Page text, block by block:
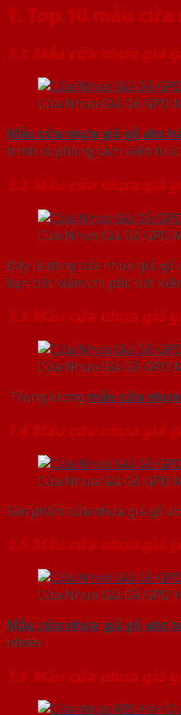
1. Top 10 mẫu
1.1 Mẫu cửa nhựa giả
Cửa Nhựa Giả Gỗ GPD
Mẫu cửa nhựa giả gỗ abs
trình có phong cách kiến trúc
1.2 Mẫu cửa nhựa giả
Cửa Nhựa Giả Gỗ GPD
Đây là dòng cửa nhựa giả
bạn tiết kiệm chi phí, tiết
1.3 Mẫu cửa nhựa giả
Cửa Nhựa Giả Gỗ GPD
Trọng lượng mẫu cửa
1.4 Mẫu cửa nhựa giả
Cửa Nhựa Giả Gỗ GPD
Sản phẩm cửa nhựa giả gỗ
1.5 Mẫu cửa nhựa giả
Cửa Nhựa Giả Gỗ GPD
Mẫu cửa nhựa giả gỗ abs
nhiên.
1.6 Mẫu cửa nhựa giả